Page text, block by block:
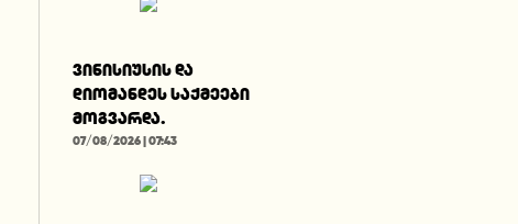
ვინისიუსის და
დიომანდეს საქმეები
მოგვარდა.
07/08/2026 | 07:43